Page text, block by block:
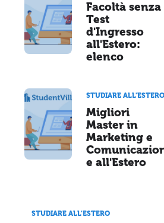
Facoltà senza
Test
d'Ingresso
all'Estero:
elenco
STUDIARE ALL'ESTERO
Migliori
Master in
Marketing e
e all'Estero
STUDIARE ALL'ESTERO